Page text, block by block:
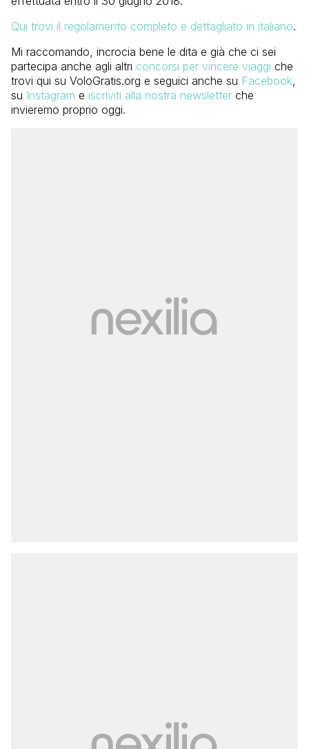
Qui trovi il regolamento completo e dettagliato in italiano.
Mi raccomando, incrocia bene le dita e già che ci sei
partecipa anche agli altri concorsi per vincere viaggi che
trovi qui su VoloGratis.org e seguici anche su Facebook
su Instagram e iscriviti alla nostra newsletter che
invieremo proprio oggi.